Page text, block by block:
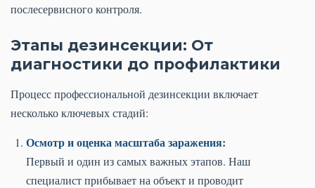
послесервисного контроля.
Этапы дезинсекции: От
диагностики до профилактики
Процесс профессиональной дезинсекции включает
несколько ключевых стадий:
Осмотр и оценка масштаба заражения:
Первый и один из самых важных этапов. Наш
специалист прибывает на объект и проводит